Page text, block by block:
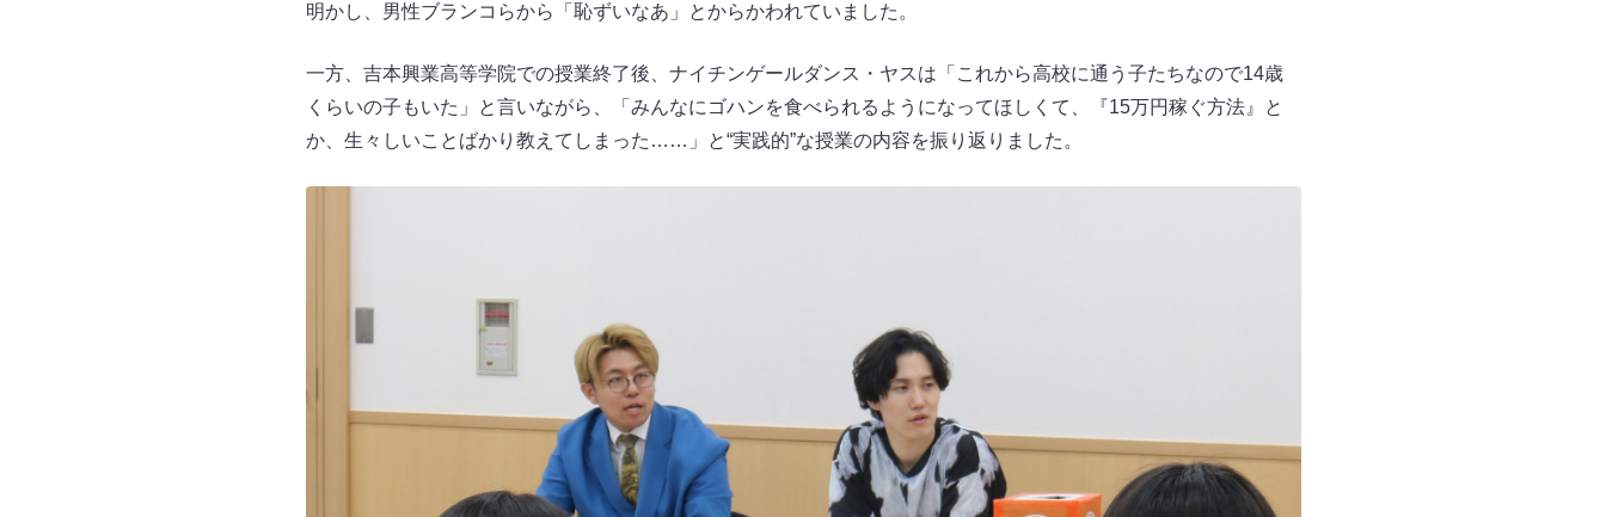
明かし、男性ブランコらから「恥ずいなあ」とからかわれていました。
一方、吉本興業高等学院での授業終了後、ナイチンゲールダンス・ヤスは「これから高校に通う子たちなので14歳
くらいの子もいた」と言いながら、「みんなにゴハンを食べられるようになってほしくて、『15万円稼ぐ方法』と
か、生々しいことばかり教えてしまった……」と“実践的”な授業の内容を振り返りました。